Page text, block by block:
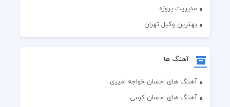
مدیریت پروژه
بهترین وکیل تهران
آهنگ ها
آهنگ های احسان خواجه امیری
آهنگ های احسان کرمی